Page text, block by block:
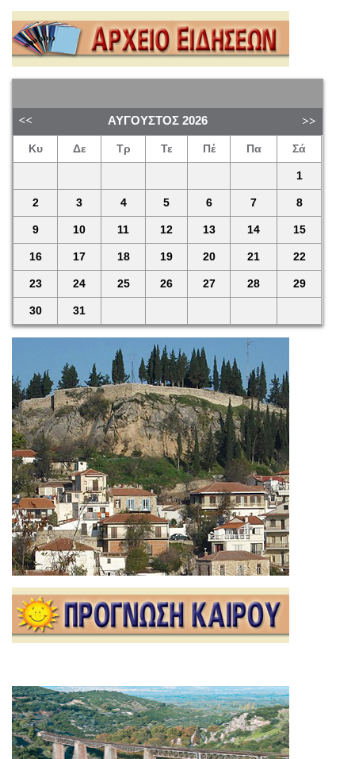
ΑΎΓΟΥΣΤΟΣ 2026
Κυ Δε Τρ Τε Πέ Πα Σά
1
2 3 4 5 6 7 8
9 10 11 12 13 14 15
16 17 18 19 20 21 22
23 24 25 26 27 28 29
30 31